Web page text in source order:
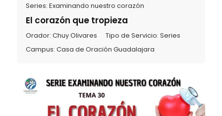
Series: Examinando nuestro corazón
El corazón que tropieza
Orador: Chuy Olivares Tipo de Servicio: Series
Campus: Casa de Oración Guadalajara